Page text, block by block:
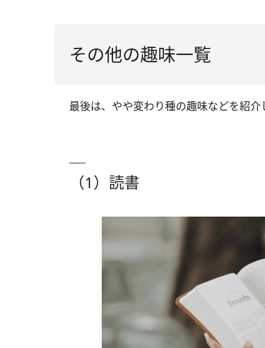
その他の趣味一覧
最後は、やや変わり種の趣味などを紹介
（1）読書